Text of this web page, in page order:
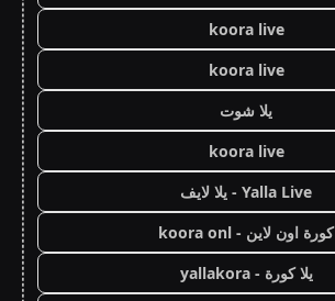
koora live
koora live
يلا شوت
koora live
Yalla Live - يلا لايف
كورة اون لاين - koora onl
يلا كورة - yallakora